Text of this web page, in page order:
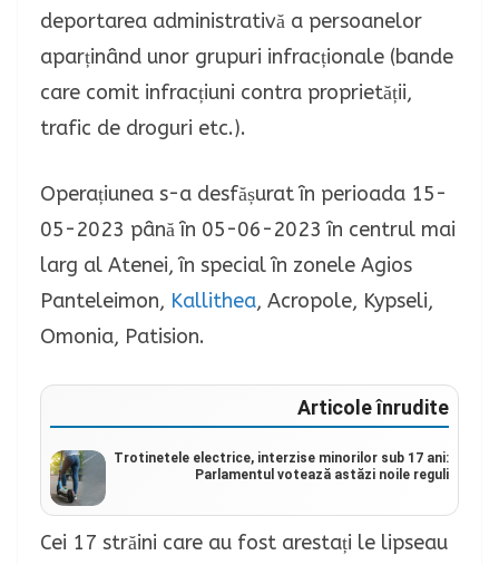
deportarea administrativă a persoanelor
aparținând unor grupuri infracționale (bande
care comit infracțiuni contra proprietății,
trafic de droguri etc.).
Operațiunea s-a desfășurat în perioada 15-
05-2023 până în 05-06-2023 în centrul mai
larg al Atenei, în special în zonele Agios
Panteleimon, Kallithea, Acropole, Kypseli,
Omonia, Patision.
Articole înrudite
Trotinetele electrice, interzise minorilor sub 17 ani:
Parlamentul votează astăzi noile reguli
Cei 17 străini care au fost arestați le lipseau